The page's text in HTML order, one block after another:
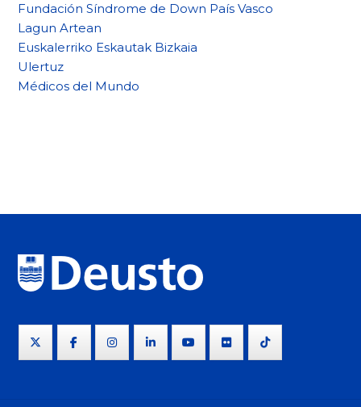
Fundación Síndrome de Down País Vasco
Lagun Artean
Euskalerriko Eskautak Bizkaia
Ulertuz
Médicos del Mundo